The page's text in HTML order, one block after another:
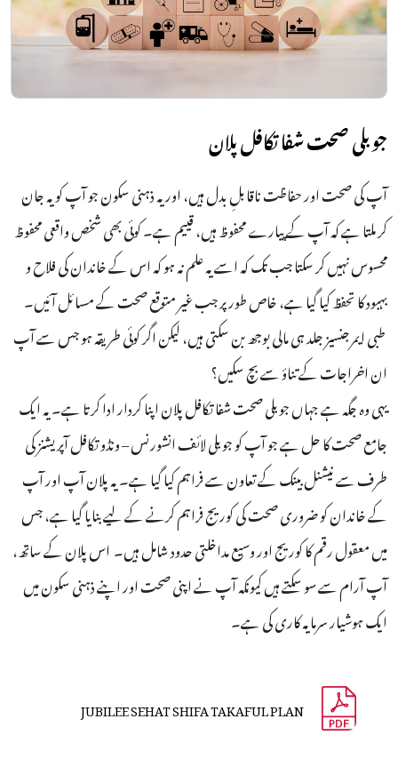
جوبلی صحت شفا تکافل پلان
آپ کی صحت اور حفاظت ناقابلِ بدل ہیں، اور یہ ذہنی سکون جو آپ کو یہ جان
کر ملتا ہے کہ آپ کے پیارے محفوظ ہیں، قییم ہے۔ کوئی بھی شخص واقعی محفوظ
محسوس نہیں کر سکتا جب تک کہ اسے یہ علم نہ ہو کہ اس کے خاندان کی فلاح و
بہبود کا تحفظ کیا گیا ہے، خاص طور پر جب غیر متوقع صحت کے مسائل آئیں۔
طبی ایمرجنسیز جلد ہی مالی بوجھ بن سکتی ہیں، لیکن اگر کوئی طریقہ ہو جس سے آپ
ان اخراجات کے تناؤ سے بچ سکیں؟
یہی وہ جگہ ہے جہاں جوبلی صحت شفا تکافل پلان اپنا کردار ادا کرتا ہے۔ یہ ایک
جامع صحت کا حل ہے جو آپ کو جوبلی لائف انشورنس – ونڈو تکافل آپریشنز کی
طرف سے نیشنل بینک کے تعاون سے فراہم کیا گیا ہے۔ یہ پلان آپ اور آپ
کے خاندان کو ضروری صحت کی کوریج فراہم کرنے کے لیے بنایا گیا ہے، جس
میں معقول رقم کا کوریج اور وسیع مداخلتی حدود شامل ہیں۔ اس پلان کے ساتھ،
آپ آرام سے سو سکتے ہیں کیونکہ آپ نے اپنی صحت اور اپنے ذہنی سکون میں
ایک ہوشیار سرمایہ کاری کی ہے۔
JUBILEE SEHAT SHIFA TAKAFUL PLAN